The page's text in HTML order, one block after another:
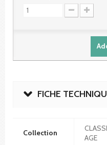
FICHE
Collection
AGE